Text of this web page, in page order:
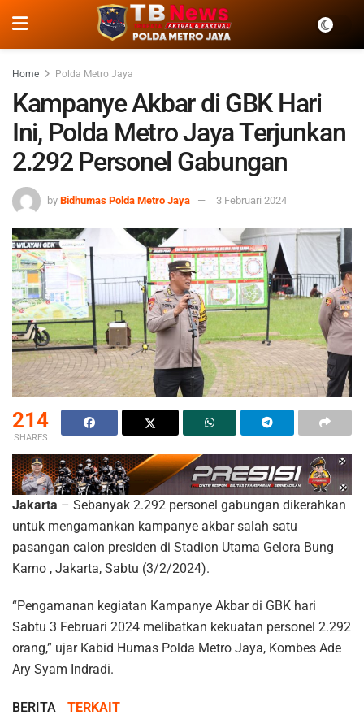
Home Polda Metro Jaya
Kampanye Akbar di GBK Hari
Ini, Polda Metro Jaya Terjunkan
2.292 Personel Gabungan
by Bidhumas Polda Metro Jaya 3 Februari 2024
214
SHARES
Jakarta – Sebanyak 2.292 personel gabungan dikerahkan
untuk mengamankan kampanye akbar salah satu
pasangan calon presiden di Stadion Utama Gelora Bung
Karno , Jakarta, Sabtu (3/2/2024).
“Pengamanan kegiatan Kampanye Akbar di GBK hari
Sabtu 3 Februari 2024 melibatkan kekuatan personel 2.292
orang,” ujar Kabid Humas Polda Metro Jaya, Kombes Ade
Ary Syam Indradi.
BERITA TERKAIT